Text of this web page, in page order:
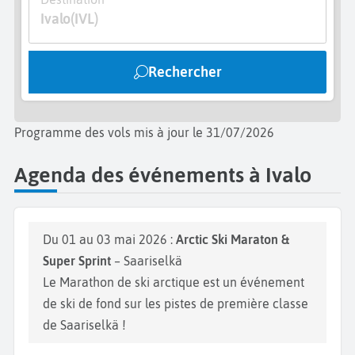
délicieusement pure. L’automne est aussi la saison
géant effleurant de sa queue le sommet des
montagnes. Si vous vous placez au bord d’un lac,
vous aurez peut-être la chance de les voir se refléter
dans l’eau. N’oubliez pas, ce qui est visible n’est que
le reflet de ce qui ne l’est pas.
Ivalo(IVL)
Rechercher
Programme des vols mis à jour le 31/07/2026
Agenda des événements à Ivalo
Du 01 au 03 mai 2026 : Arctic Ski Maraton &
Super Sprint – Saariselkä
Le Marathon de ski arctique est un événement
de ski de fond sur les pistes de première classe
de Saariselkä !